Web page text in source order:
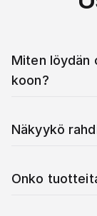
Miten löydän
koon?
Näkyykö
Onko